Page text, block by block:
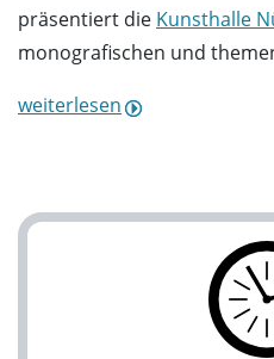
präsentiert die Kunsthalle
monografischen und
weiterlesen